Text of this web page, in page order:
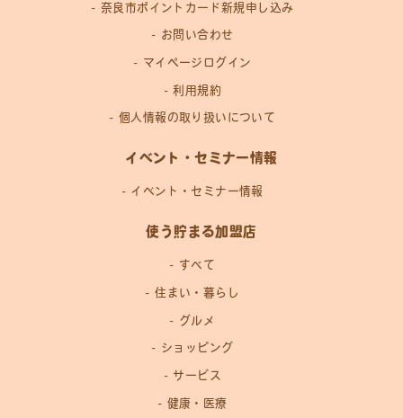
奈良市ポイントカード新規申し込み
お問い合わせ
マイページログイン
利用規約
個人情報の取り扱いについて
イベント・セミナー情報
イベント・セミナー情報
使う貯まる加盟店
すべて
住まい・暮らし
グルメ
ショッピング
サービス
健康・医療